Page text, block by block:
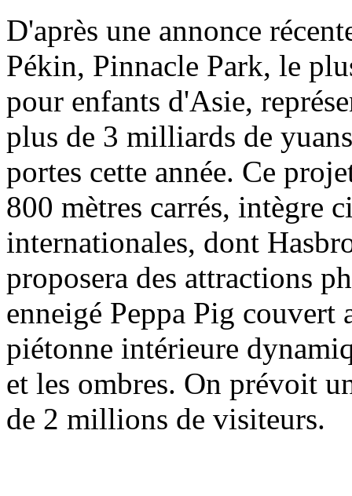
D'après une annonce
Pékin, Pinnacle Park, le
pour enfants d'Asie,
plus de 3 milliards de
portes cette année. Ce
800 mètres carrés, intègre
internationales, dont
proposera des attractions
enneigé Peppa Pig couvert
piétonne intérieure
et les ombres. On prévoit
de 2 millions de visiteurs.